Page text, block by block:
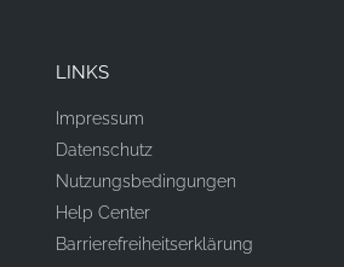
LINKS
Impressum
Datenschutz
Nutzungsbedingungen
Help Center
Barrierefreiheitserklärung